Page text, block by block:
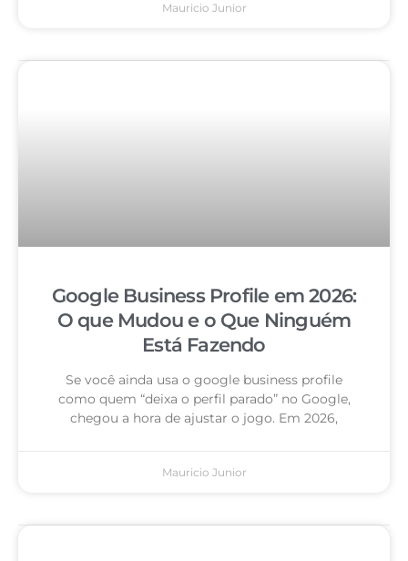
Mauricio Junior
Google Business Profile em 2026:
O que Mudou e o Que Ninguém
Está Fazendo
Se você ainda usa o google business profile
como quem “deixa o perfil parado” no Google,
chegou a hora de ajustar o jogo. Em 2026,
Mauricio Junior